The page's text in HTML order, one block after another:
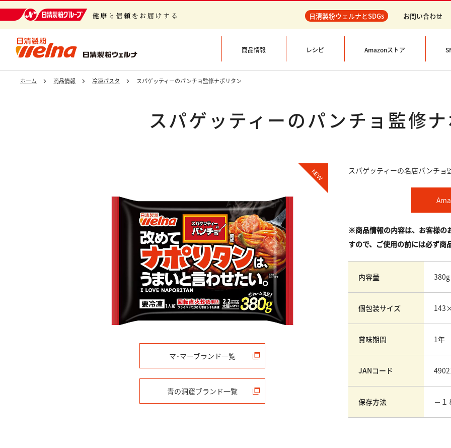
日清製粉ウェルナとSDGs お問い合わせ
商品情報 レシピ Amazonストア
ホーム 商品情報 冷凍パスタ スパゲッティーのパンチョ監修ナポリタン
スパゲッティーのパンチョ監修
NEW
マ･マーブランド一覧
青の洞窟ブランド一覧
スパゲッティーの名店パンチョ
※商品情報の内容は、お客様の
すので、ご使用の前には必ず商
内容量 380g
個包装サイズ
賞味期間 1年
JANコード
保存方法 －